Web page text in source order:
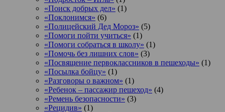
«Поиск добрых дел» (1)
«Поклонимся» (6)
«Полицейский Дед Мороз» (5)
«Помоги пойти учиться» (1)
«Помоги собраться в школу» (1)
«Помочь без лишних слов» (3)
«Посвящение первоклассников в пешеходы» (1)
«Посылка бойцу» (1)
«Разговоры о важном» (1)
«Ребенок – пассажир пешеход» (4)
«Ремень безопасности» (3)
«Рецидив» (1)